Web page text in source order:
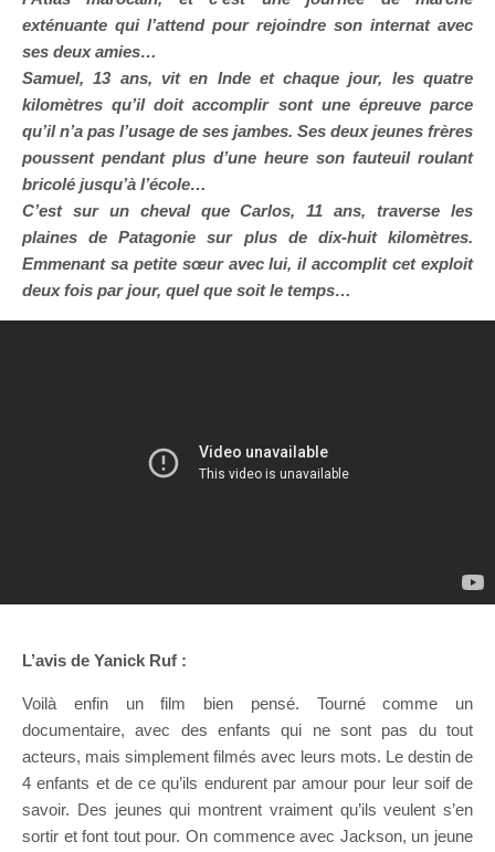
exténuante qui l’attend pour rejoindre son internat avec
ses deux amies…
Samuel, 13 ans, vit en Inde et chaque jour, les quatre
kilomètres qu’il doit accomplir sont une épreuve parce
qu’il n’a pas l’usage de ses jambes. Ses deux jeunes frères
poussent pendant plus d’une heure son fauteuil roulant
bricolé jusqu’à l’école…
C’est sur un cheval que Carlos, 11 ans, traverse les
plaines de Patagonie sur plus de dix-huit kilomètres.
Emmenant sa petite sœur avec lui, il accomplit cet exploit
deux fois par jour, quel que soit le temps…
L’avis de Yanick Ruf :
Voilà enfin un film bien pensé. Tourné comme un
documentaire, avec des enfants qui ne sont pas du tout
acteurs, mais simplement filmés avec leurs mots. Le destin de
4 enfants et de ce qu’ils endurent par amour pour leur soif de
savoir. Des jeunes qui montrent vraiment qu’ils veulent s’en
sortir et font tout pour. On commence avec Jackson, un jeune